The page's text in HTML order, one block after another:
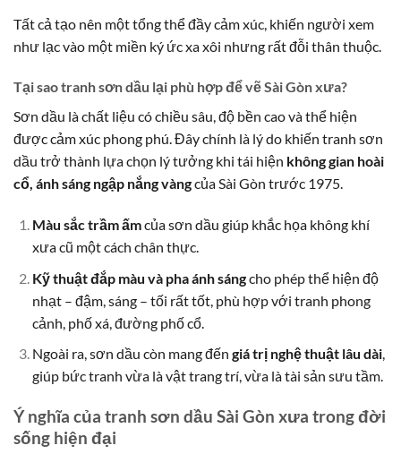
Tất cả tạo nên một tổng thể đầy cảm xúc, khiến người xem
như lạc vào một miền ký ức xa xôi nhưng rất đỗi thân thuộc.
Tại sao tranh sơn dầu lại phù hợp để vẽ Sài Gòn xưa?
Sơn dầu là chất liệu có chiều sâu, độ bền cao và thể hiện
được cảm xúc phong phú. Đây chính là lý do khiến tranh sơn
dầu trở thành lựa chọn lý tưởng khi tái hiện không gian hoài
cổ, ánh sáng ngập nắng vàngcủa Sài Gòn trước 1975.
Màu sắc trầm ấmcủa sơn dầu giúp khắc họa không khí
xưa cũ một cách chân thực.
Kỹ thuật đắp màu và pha ánh sángcho phép thể hiện độ
nhạt – đậm, sáng – tối rất tốt, phù hợp với tranh phong
cảnh, phố xá, đường phố cổ.
Ngoài ra, sơn dầu còn mang đến giá trị nghệ thuật lâu dài,
giúp bức tranh vừa là vật trang trí, vừa là tài sản sưu tầm.
Ý nghĩa của tranh sơn dầu Sài Gòn xưa trong đời
sống hiện đại